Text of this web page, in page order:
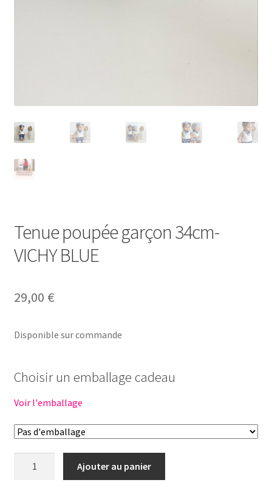
Tenue poupée garçon 34cm-
VICHY BLUE
29,00 €
Disponible sur commande
Choisir un emballage cadeau
Voir l'emballage
Ajouter au panier